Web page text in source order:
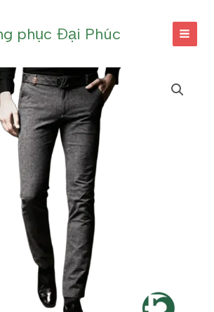
phục Đại Phúc